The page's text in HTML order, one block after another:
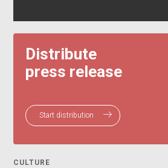
Distribute
press release
Start distribution
CULTURE